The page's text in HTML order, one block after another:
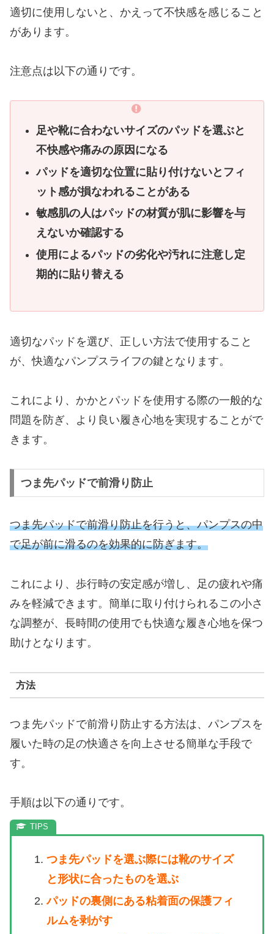
適切に使用しないと、かえって不快感を感じること
があります。
注意点は以下の通りです。
足や靴に合わないサイズのパッドを選ぶと
不快感や痛みの原因になる
パッドを適切な位置に貼り付けないとフィ
ット感が損なわれることがある
敏感肌の人はパッドの材質が肌に影響を与
えないか確認する
使用によるパッドの劣化や汚れに注意し定
期的に貼り替える
適切なパッドを選び、正しい方法で使用すること
が、快適なパンプスライフの鍵となります。
これにより、かかとパッドを使用する際の一般的な
問題を防ぎ、より良い履き心地を実現することがで
きます。
つま先パッドで前滑り防止
つま先パッドで前滑り防止を行うと、パンプスの中
で足が前に滑るのを効果的に防ぎます。
これにより、歩行時の安定感が増し、足の疲れや痛
みを軽減できます。簡単に取り付けられるこの小さ
な調整が、長時間の使用でも快適な履き心地を保つ
助けとなります。
方法
つま先パッドで前滑り防止する方法は、パンプスを
履いた時の足の快適さを向上させる簡単な手段で
す。
手順は以下の通りです。
つま先パッドを選ぶ際には靴のサイズ
と形状に合ったものを選ぶ
パッドの裏側にある粘着面の保護フィ
ルムを剥がす